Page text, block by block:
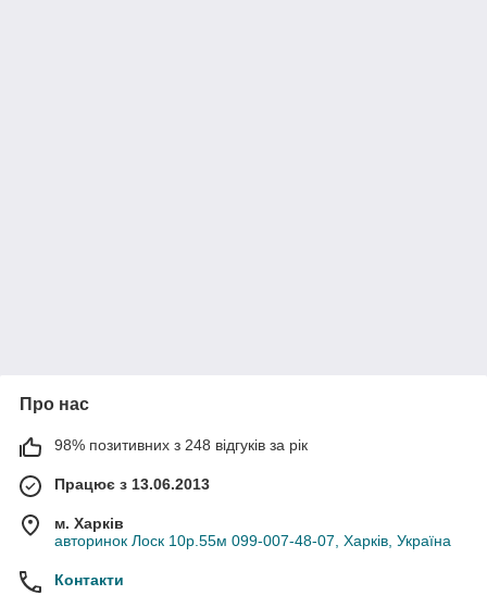
Про нас
98% позитивних з 248 відгуків за рік
Працює з 13.06.2013
м. Харків
авторинок Лоск 10р.55м 099-007-48-07, Харків, Україна
Контакти